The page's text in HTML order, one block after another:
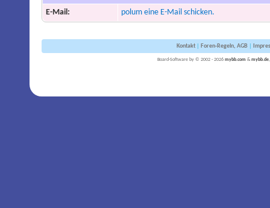
E-Mail: polum eine E-Mail schicken.
Kontakt| Foren-Regeln, AGB|
Board-Software by © 2002 - 2026 mybb.com & mybb.de